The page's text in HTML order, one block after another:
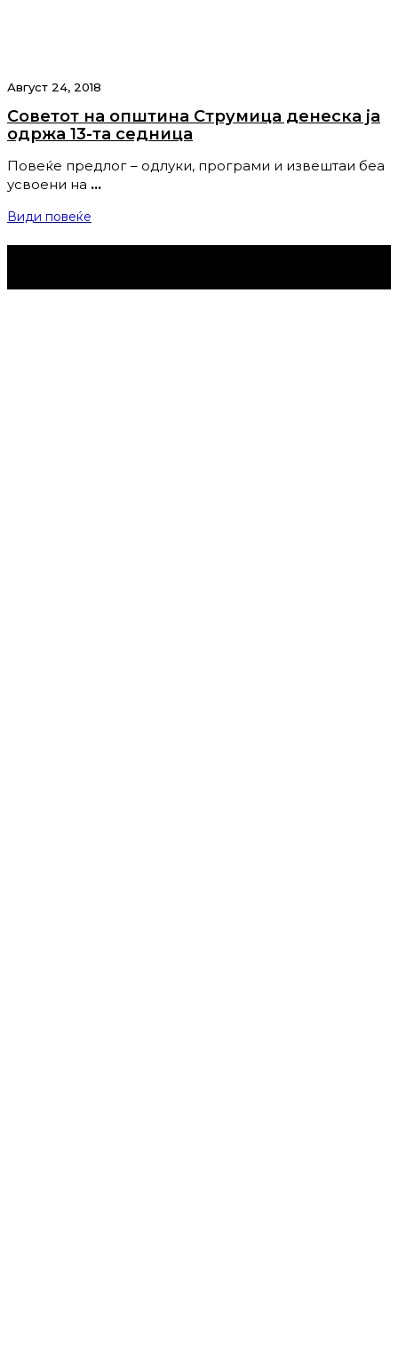
Август 24, 2018
Советот на општина Струмица денеска ја
одржа 13-та седница
Повеќе предлог – одлуки, програми и извештаи беа
усвоени на …
Види повеќе